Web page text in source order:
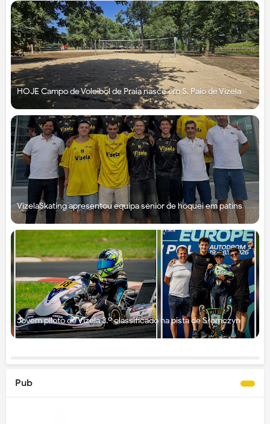
HOJE Campo de Voleibol de Praia nasce em S. Paio de Vizela
VizelaSkating apresentou equipa sénior de hóquei em patins
Jovem piloto de Vizela 3.º classificado na pista de Słomczyn
Pub